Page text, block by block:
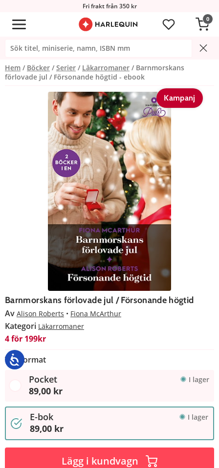
Fri frakt från 350 kr
0
Hem Böcker Serier Läkarromaner
Barnmorskans
förlovade jul / Försonande högtid - ebook
Kampanj
Barnmorskans förlovade jul / Försonande högtid
Av Alison Roberts Fiona McArthur
Kategori Läkarromaner
4 för 199kr
Välj format
Pocket I lager
89,00 kr
E-bok I lager
89,00 kr
Lägg i kundvagn